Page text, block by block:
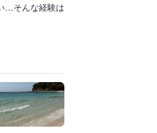
…そんな経験は